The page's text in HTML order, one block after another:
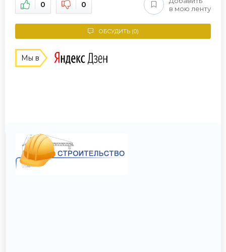
0 0
в мою ленту
ОБСУДИТЬ (0)
Мы в